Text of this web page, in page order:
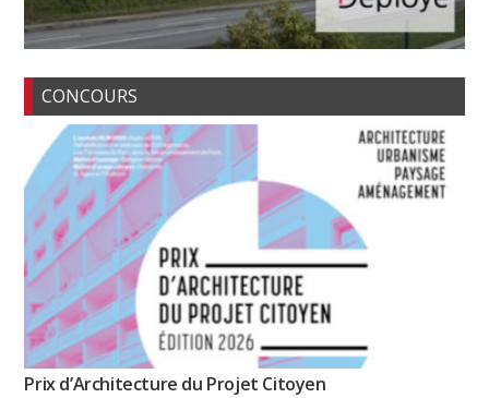
CONCOURS
Prix d’Architecture du Projet Citoyen